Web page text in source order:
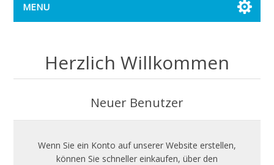
MENU
Herzlich Willkommen
Neuer Benutzer
Wenn Sie ein Konto auf unserer Website erstellen,
können Sie schneller einkaufen, über den